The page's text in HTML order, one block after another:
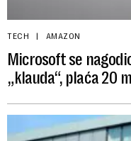
TECH AMAZON
Microsoft se
„klauda“, plaća 20